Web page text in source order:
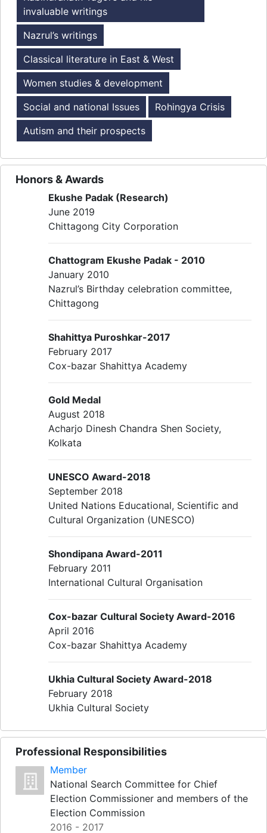
invaluable writings
Nazrul’s writings
Classical literature in East & West
Women studies & development
Social and national Issues
Rohingya Crisis
Autism and their prospects
Honors & Awards
Ekushe Padak (Research)
June 2019
Chittagong City Corporation
Chattogram Ekushe Padak - 2010
January 2010
Nazrul’s Birthday celebration committee,
Chittagong
Shahittya Puroshkar-2017
February 2017
Cox-bazar Shahittya Academy
Gold Medal
August 2018
Acharjo Dinesh Chandra Shen Society,
Kolkata
UNESCO Award-2018
September 2018
United Nations Educational, Scientific and
Cultural Organization (UNESCO)
Shondipana Award-2011
February 2011
International Cultural Organisation
Cox-bazar Cultural Society Award-2016
April 2016
Cox-bazar Shahittya Academy
Ukhia Cultural Society Award-2018
February 2018
Ukhia Cultural Society
Professional Responsibilities
Member
National Search Committee for Chief
Election Commissioner and members of the
Election Commission
2016 - 2017